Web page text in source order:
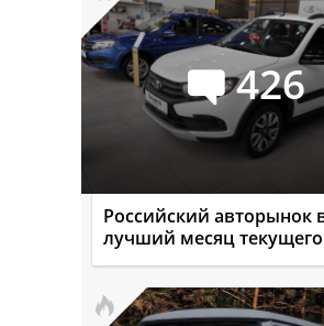
426
Российский авторынок
лучший месяц текущего